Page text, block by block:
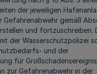
der jeweiligen
Gefahrenabwehr gemäß
und fortzuschreiben.
der Wasserschutzpolizei
und der
für
zur Gefahrenabwehr in der